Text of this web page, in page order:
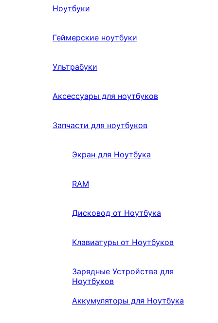
Ноутбуки
Геймерские ноутбуки
Ультрабуки
Аксессуары для ноутбуков
Запчасти для ноутбуков
Экран для Ноутбука
RAM
Дисковод от Ноутбука
Клавиатуры от Ноутбуков
Зарядные Устройства для
Ноутбуков
Аккумуляторы для Ноутбука